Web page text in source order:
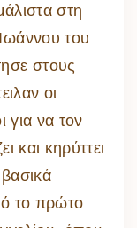
στη
του
στους
οι
για να τον
και κηρύττει
το πρώτο